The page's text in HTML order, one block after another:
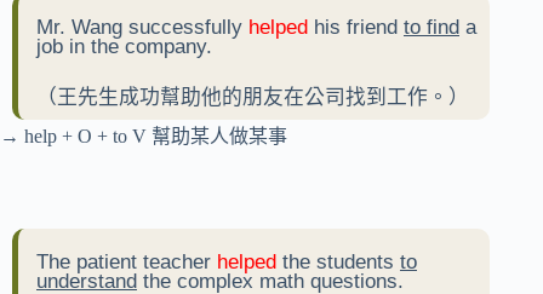
Mr. Wang successfully helped his friend to find a
job in the company.
（王先生成功幫助他的朋友在公司找到工作。）
→ help + O + to V 幫助某人做某事
The patient teacher helped the students to
understand the complex math questions.